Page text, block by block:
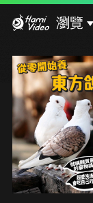
瀏覽